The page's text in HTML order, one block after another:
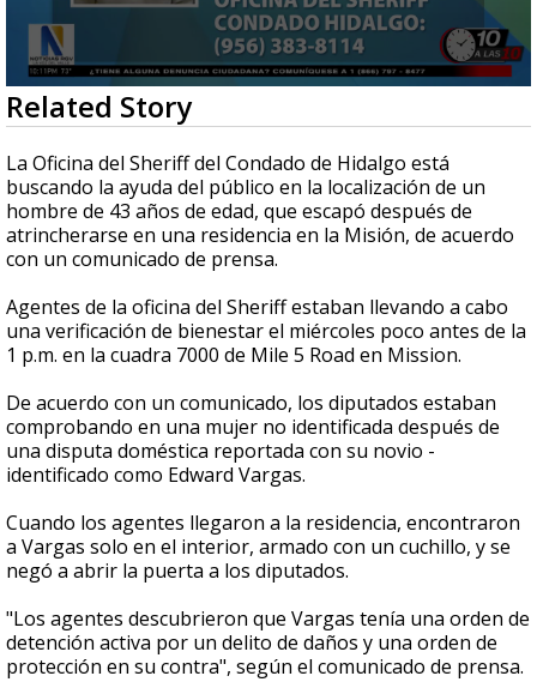
0
seconds
of
50
seconds
Related Story
La Oficina del Sheriff del Condado de Hidalgo está
buscando la ayuda del público en la localización de un
hombre de 43 años de edad, que escapó después de
atrincherarse en una residencia en la Misión, de acuerdo
con un comunicado de prensa.
Agentes de la oficina del Sheriff estaban llevando a cabo
una verificación de bienestar el miércoles poco antes de la
1 p.m. en la cuadra 7000 de Mile 5 Road en Mission.
De acuerdo con un comunicado, los diputados estaban
comprobando en una mujer no identificada después de
una disputa doméstica reportada con su novio -
identificado como Edward Vargas.
Cuando los agentes llegaron a la residencia, encontraron
a Vargas solo en el interior, armado con un cuchillo, y se
negó a abrir la puerta a los diputados.
"Los agentes descubrieron que Vargas tenía una orden de
detención activa por un delito de daños y una orden de
protección en su contra", según el comunicado de prensa.